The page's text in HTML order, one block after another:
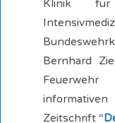
Klinik für
Bernhard
Zeitschrift “